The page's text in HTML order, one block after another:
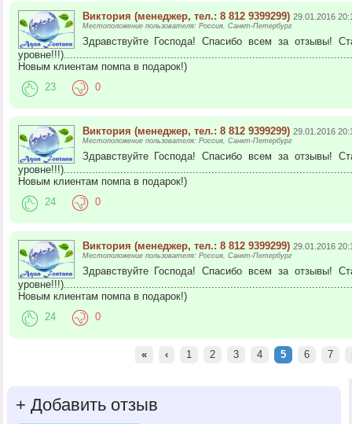
Виктория (менеджер, тел.: 8 812 9399299) 29.01.2016
Местоположение пользователя: Россия, Санкт-Петербург
Здравствуйте Господа! Спасибо всем за отзывы!
Новым клиентам помпа в подарок!)
23
0
Виктория (менеджер, тел.: 8 812 9399299) 29.01.2016
Местоположение пользователя: Россия, Санкт-Петербург
Здравствуйте Господа! Спасибо всем за отзывы!
Новым клиентам помпа в подарок!)
24
0
Виктория (менеджер, тел.: 8 812 9399299) 29.01.2016
Местоположение пользователя: Россия, Санкт-Петербург
Здравствуйте Господа! Спасибо всем за отзывы!
Новым клиентам помпа в подарок!)
24
0
« ‹ 1 2 3 4 5 6 7
+ Добавить отзыв